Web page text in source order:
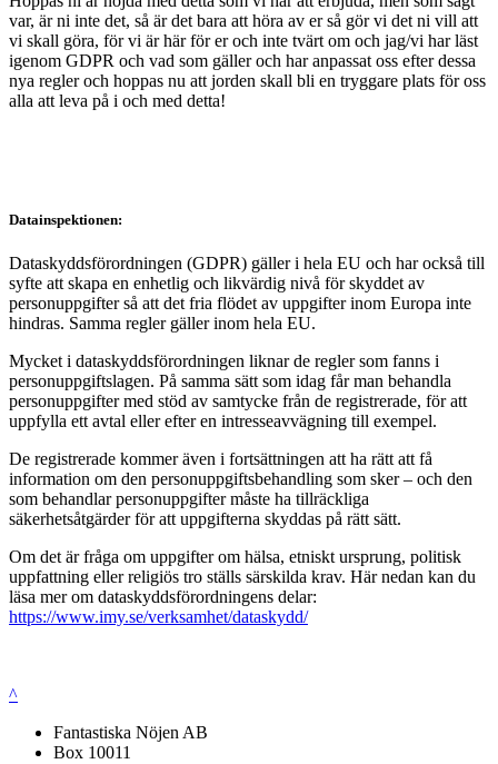
var, är ni inte det, så är det bara att höra av er så gör vi det ni vill att
vi skall göra, för vi är här för er och inte tvärt om och jag/vi har läst
igenom GDPR och vad som gäller och har anpassat oss efter dessa
nya regler och hoppas nu att jorden skall bli en tryggare plats för oss
alla att leva på i och med detta!
Datainspektionen:
Dataskyddsförordningen (GDPR) gäller i hela EU och har också till
syfte att skapa en enhetlig och likvärdig nivå för skyddet av
personuppgifter så att det fria flödet av uppgifter inom Europa inte
hindras. Samma regler gäller inom hela EU.
Mycket i dataskyddsförordningen liknar de regler som fanns i
personuppgiftslagen. På samma sätt som idag får man behandla
personuppgifter med stöd av samtycke från de registrerade, för att
uppfylla ett avtal eller efter en intresseavvägning till exempel.
De registrerade kommer även i fortsättningen att ha rätt att få
information om den personuppgiftsbehandling som sker – och den
som behandlar personuppgifter måste ha tillräckliga
säkerhetsåtgärder för att uppgifterna skyddas på rätt sätt.
Om det är fråga om uppgifter om hälsa, etniskt ursprung, politisk
uppfattning eller religiös tro ställs särskilda krav. Här nedan kan du
läsa mer om dataskyddsförordningens delar:
https://www.imy.se/verksamhet/dataskydd/
^
Fantastiska Nöjen AB
Box 10011